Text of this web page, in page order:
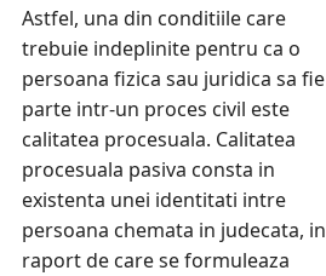
Astfel, una din conditiile care
trebuie indeplinite pentru ca o
persoana fizica sau juridica sa fie
parte intr-un proces civil este
calitatea procesuala. Calitatea
procesuala pasiva consta in
existenta unei identitati intre
persoana chemata in judecata, in
raport de care se formuleaza